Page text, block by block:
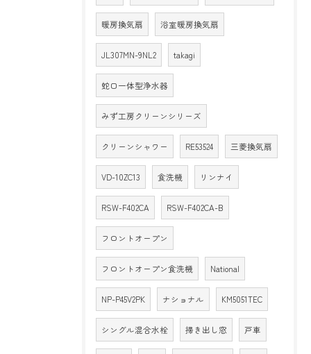
暖房換気扇 浴室暖房換気扇
JL307MN-9NL2 takagi
蛇口一体型浄水器
みず工房クリーンシリーズ
クリーンシャワー RE53524 三菱換気扇
VD-10ZC13 食洗機 リンナイ
RSW-F402CA RSW-F402CA-B
フロントオープン
フロントオープン食洗機 National
NP-P45V2PK ナショナル KM5051TEC
シングル混合水栓 掃き出し窓 戸車